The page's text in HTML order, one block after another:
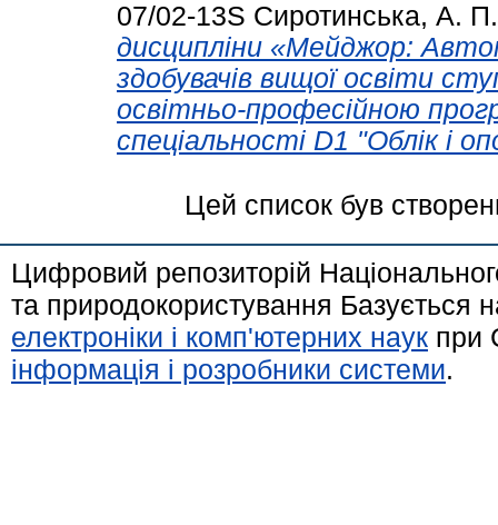
07/02-13S Сиротинська, А. П.
дисципліни «Мейджор:
здобувачів вищої освіти
освітньо-професійною
спеціальності D1 "Облік і
Цей список був
Цифровий репозиторій
та природокористування Базується
електроніки і комп'ютерних наук при
інформація і розробники системи.